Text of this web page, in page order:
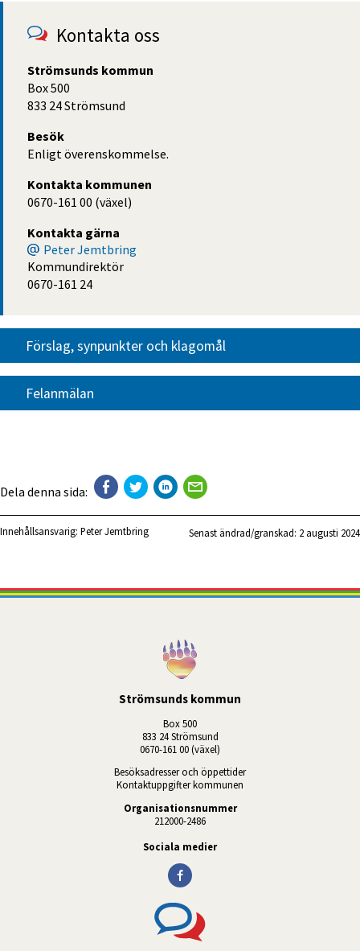
Kontakta oss
Strömsunds kommun
Box 500
833 24 Strömsund
Besök
Enligt överenskommelse.
Kontakta kommunen
0670-161 00 (växel)
Kontakta gärna
Peter Jemtbring
Kommundirektör
0670-161 24
Förslag, synpunkter och klagomål
Felanmälan
Dela denna sida:
Innehållsansvarig: Peter Jemtbring Senast ändrad/granskad: 2 augusti 2024
Strömsunds kommun
Box 500
833 24 Strömsund
0670-161 00 (växel)
Besöksadresser och öppettider
Kontaktuppgifter kommunen
Organisationsnummer
212000-2486
Sociala medier